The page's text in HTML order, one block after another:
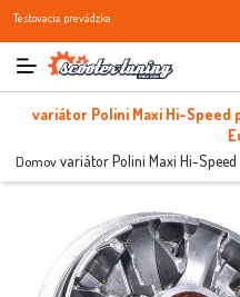
Testovacia prevádzka
variátor Polini Maxi Hi-Speed
Domov variátor Polini Maxi Hi-Speed